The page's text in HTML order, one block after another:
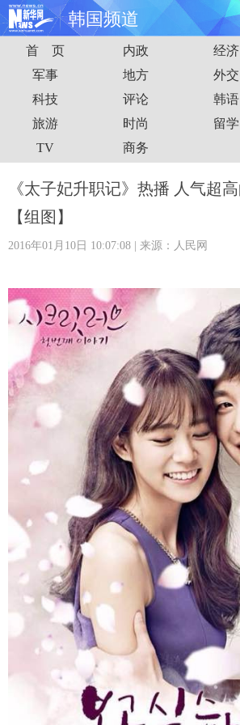
韩国频道
首页 时政 国际
娱乐 体育 人事
时尚 思客
港澳 台湾 华人
科技
旅游 健康 信息
金融 公益 军事
富媒体 摄影
新华电视中文 新华电视英
首 页 内政 经济
军事
地方 外交
科技
评论 韩语
旅游
时尚 留学
TV
商务
《太子妃升职记》热播 人气超
【组图】
2016年01月10日 10:07:08 | 来源：人民网